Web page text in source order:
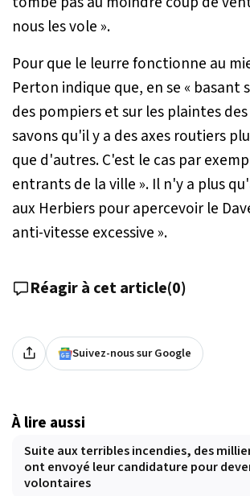
nous les vole ».
Pour que le leurre fonctionne au
Perton indique que, en se « basant
des pompiers et sur les plaintes
savons qu'il y a des axes routiers
que d'autres. C'est le cas par
entrants de la ville ». Il n'y a plus
aux Herbiers pour apercevoir le
anti-vitesse excessive ».
Réagir à cet article(0)
Suivez-nous sur Google
À lire aussi
Suite aux terribles incendies, des
ont envoyé leur candidature pour
volontaires